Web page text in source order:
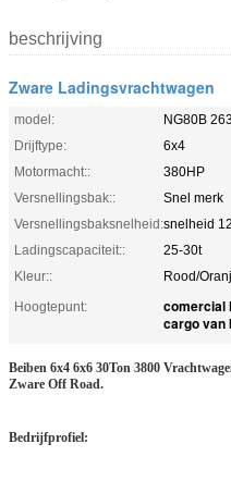
beschrijving
Zware Ladingsvrachtwagen
model:
NG80B
Drijftype:
6x4
Motormacht::
380HP
Versnellingsbak::
Snel merk
Versnellingsbaksnelheid:snelheid 12
Ladingscapaciteit::
25-30t
Kleur::
Rood/
Hoogtepunt:
comercial
cargo van
Beiben 6x4 6x6 30Ton 3800
Zware Off Road.
Bedrijfprofiel: